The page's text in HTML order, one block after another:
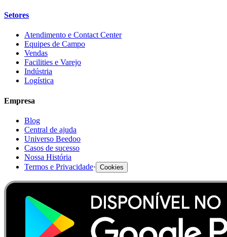
Setores
Atendimento e Contact Center
Equipes de Campo
Vendas
Facilities e Varejo
Indústria
Logística
Empresa
Blog
Central de ajuda
Universo Beedoo
Casos de sucesso
Nossa História
Termos e Privacidade· Cookies